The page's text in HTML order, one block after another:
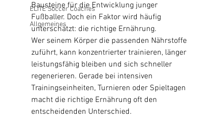
ELITE Soccer Coaches
Allgemeines
Bausteine für die Entwicklung junger
Fußballer. Doch ein Faktor wird häufig
unterschätzt: die richtige Ernährung.
Wer seinem Körper die passenden Nährstoffe
zuführt, kann konzentrierter trainieren, länger
leistungsfähig bleiben und sich schneller
regenerieren. Gerade bei intensiven
Trainingseinheiten, Turnieren oder Spieltagen
macht die richtige Ernährung oft den
entscheidenden Unterschied.